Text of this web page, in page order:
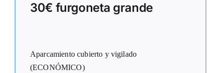
30€ furgoneta grande
Aparcamiento cubierto y vigilado
(ECONÓMICO)